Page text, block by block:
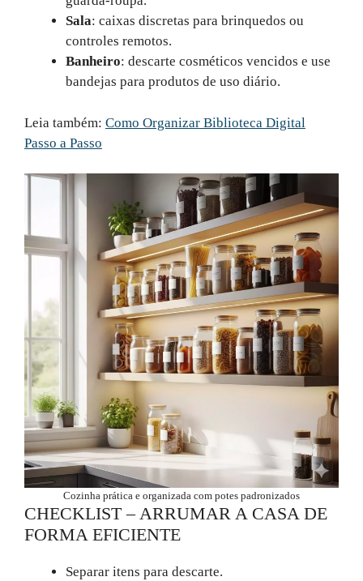
Sala: caixas discretas para brinquedos ou
controles remotos.
Banheiro: descarte cosméticos vencidos e use
bandejas para produtos de uso diário.
Leia também: Como Organizar Biblioteca Digital
Passo a Passo
Cozinha prática e organizada com potes padronizados
CHECKLIST – ARRUMAR A CASA DE
FORMA EFICIENTE
Separar itens para descarte.